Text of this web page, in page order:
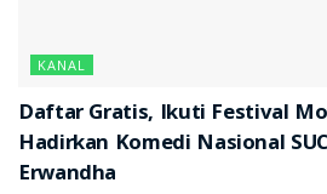
KANAL
Daftar Gratis, Ikuti Festival
Hadirkan Komedi Nasional
Erwandha